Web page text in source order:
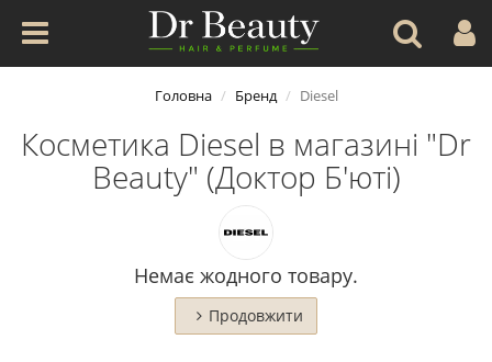
Головна Бренд Diesel
Косметика Diesel в магазині "Dr
Beauty" (Доктор Б'юті)
Немає жодного товару.
Продовжити